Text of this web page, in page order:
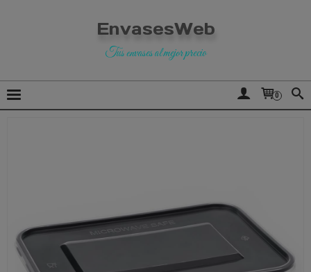
EnvasesWeb
Tus envases al mejor precio
0